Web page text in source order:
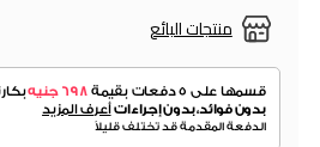
منتجات البائع